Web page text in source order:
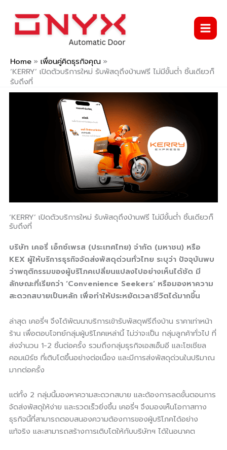
content
Home
เพื่อนคู่คิดธุรกิจคุณ
‘KERRY’ เปิดตัวบริการใหม่ รับพัสดุถึงบ้านฟรี ไม่มีขั้นต่ำ ชิ้นเดียวก็
รับถึงที่
‘KERRY’ เปิดตัวบริการใหม่ รับพัสดุถึงบ้านฟรี ไม่มีขั้นต่ำ ชิ้นเดียวก็
รับถึงที่
บริษัท เคอรี่ เอ็กซ์เพรส (ประเทศไทย) จำกัด (มหาชน) หรือ
KEX ผู้ให้บริการธุรกิจจัดส่งพัสดุด่วนทั่วไทย ระบุว่า ปัจจุบันพบ
ว่าพฤติกรรมของผู้บริโภคเปลี่ยนแปลงไปอย่างเห็นได้ชัด มี
ลักษณะที่เรียกว่า ‘Convenience Seekers’ หรือมองหาความ
สะดวกสบายเป็นหลัก เพื่อทำให้ประหยัดเวลาชีวิตได้มากขึ้น
ล่าสุด เคอรี่ฯ จึงได้พัฒนาบริการเข้ารับพัสดุฟรีถึงบ้าน ราคาเท่าหน้า
ร้าน เพื่อตอบโจทย์กลุ่มผู้บริโภคเหล่านี้ ไม่ว่าจะเป็น กลุ่มลูกค้าทั่วไป ที่
ส่งจำนวน 1-2 ชิ้นต่อครั้ง รวมถึงกลุ่มธุรกิจเอสเอ็มอี และโซเชียล
คอมเมิร์ซ ที่เติบโตขึ้นอย่างต่อเนื่อง และมีการส่งพัสดุด่วนในปริมาณ
มากต่อครั้ง
แต่ทั้ง 2 กลุ่มนี้มองหาความสะดวกสบาย และต้องการลดขั้นตอนการ
จัดส่งพัสดุให้ง่าย และรวดเร็วยิ่งขึ้น เคอรี่ฯ จึงมองเห็นโอกาสทาง
ธุรกิจนี้ที่สามารถตอบสนองความต้องการของผู้บริโภคได้อย่าง
แท้จริง และสามารถสร้างการเติบโตให้กับบริษัทฯ ได้ในอนาคต